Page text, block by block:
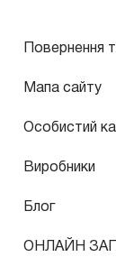
Повернення
Мапа сайту
Особистий
Виробники
Блог
ОНЛАЙН